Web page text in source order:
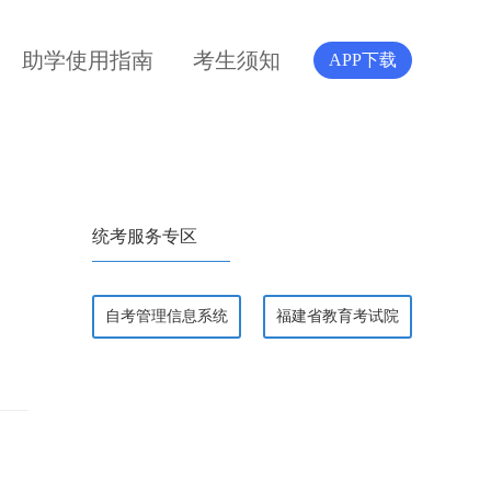
助学使用指南 考生须知 APP下载
统考服务专区
自考管理信息系统 福建省教育考试院